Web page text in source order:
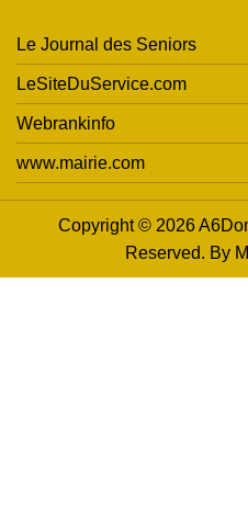
Le Journal des Seniors
LeSiteDuService.com
Webrankinfo
www.mairie.com
Copyright © 2026
Reserved. By